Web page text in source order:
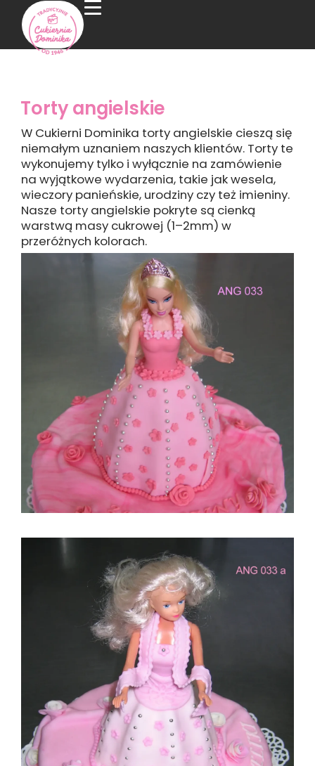
Torty angielskie
W Cukierni Dominika torty angielskie cieszą się
niemałym uznaniem naszych klientów. Torty te
wykonujemy tylko i wyłącznie na zamówienie
na wyjątkowe wydarzenia, takie jak wesela,
wieczory panieńskie, urodziny czy też imieniny.
Nasze torty angielskie pokryte są cienką
warstwą masy cukrowej (1–2mm) w
przeróżnych kolorach.